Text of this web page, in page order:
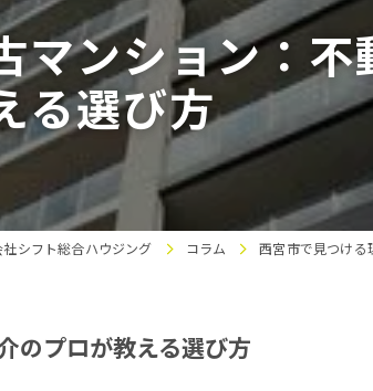
仲介
戸建て
土地
仲介手数料
マンション：
る選び方
シフト総合ハウジング コラム 西宮市で見つける
のプロが教える選び方